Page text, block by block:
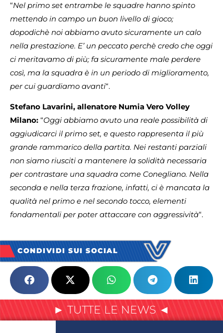
“Nel primo set entrambe le squadre hanno spinto
mettendo in campo un buon livello di gioco;
dopodichè noi abbiamo avuto sicuramente un calo
nella prestazione. E’ un peccato perchè credo che oggi
ci meritavamo di più; fa sicuramente male perdere
così, ma la squadra è in un periodo di miglioramento,
per cui guardiamo avanti“.
Stefano Lavarini, allenatore Numia Vero Volley
Milano: “Oggi abbiamo avuto una reale possibilità di
aggiudicarci il primo set, e questo rappresenta il più
grande rammarico della partita. Nei restanti parziali
non siamo riusciti a mantenere la solidità necessaria
per contrastare una squadra come Conegliano. Nella
seconda e nella terza frazione, infatti, ci è mancata la
qualità nel primo e nel secondo tocco, elementi
fondamentali per poter attaccare con aggressività“.
CONDIVIDI SUI SOCIAL
► TUTTE LE NEWS ◄